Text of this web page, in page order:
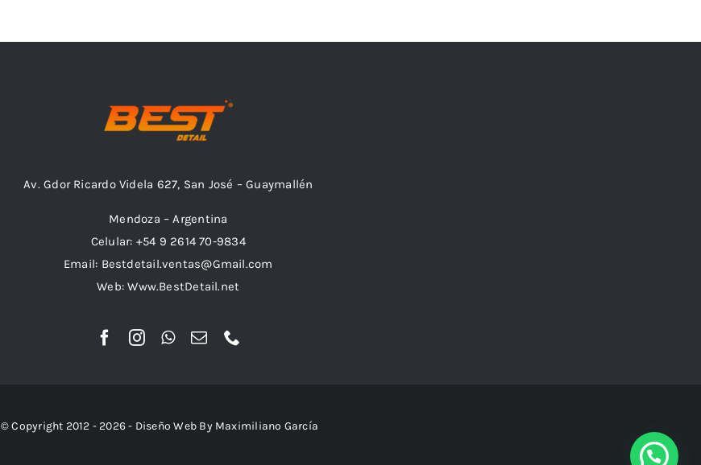
Av. Gdor Ricardo Videla 627, San José – Guaymallén
Mendoza – Argentina
Celular: +54 9 2614 70-9834
Email: Bestdetail.ventas@Gmail.com
Web: Www.BestDetail.net
© Copyright 2012 - 2026 - Diseño Web By Maximiliano García